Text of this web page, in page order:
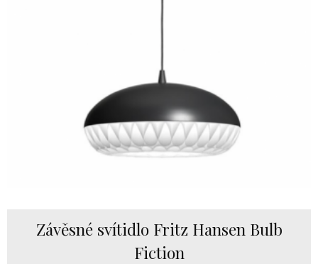
Závěsné svítidlo Fritz Hansen Bulb
Fiction